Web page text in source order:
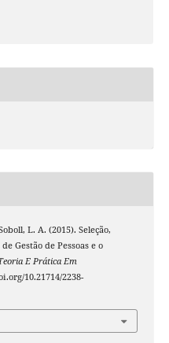
L. A. (2015). Seleção,
Gestão de Pessoas e o
E Prática Em
10.21714/2238-